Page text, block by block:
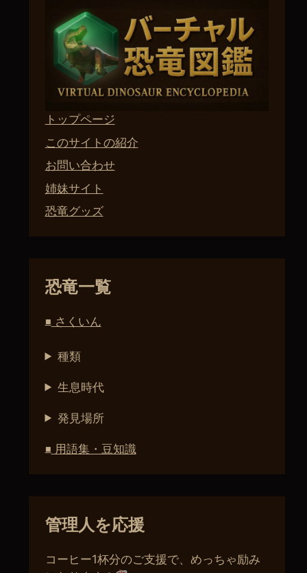
トップページ
このサイトの紹介
お問い合わせ
姉妹サイト
恐竜グッズ
恐竜一覧
■さくいん
種類
生息時代
発見場所
■ 用語集・豆知識
管理人を応援
コーヒー1杯分のご支援で、めっちゃ励み